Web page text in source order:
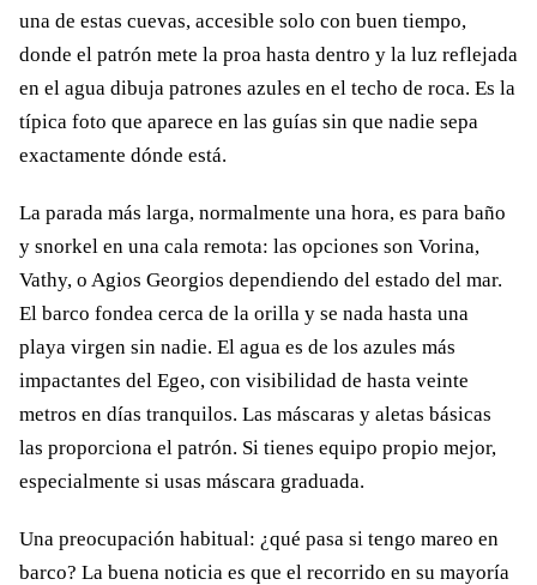
una de estas cuevas, accesible solo con buen tiempo,
donde el patrón mete la proa hasta dentro y la luz reflejada
en el agua dibuja patrones azules en el techo de roca. Es la
típica foto que aparece en las guías sin que nadie sepa
exactamente dónde está.
La parada más larga, normalmente una hora, es para baño
y snorkel en una cala remota: las opciones son Vorina,
Vathy, o Agios Georgios dependiendo del estado del mar.
El barco fondea cerca de la orilla y se nada hasta una
playa virgen sin nadie. El agua es de los azules más
impactantes del Egeo, con visibilidad de hasta veinte
metros en días tranquilos. Las máscaras y aletas básicas
las proporciona el patrón. Si tienes equipo propio mejor,
especialmente si usas máscara graduada.
Una preocupación habitual: ¿qué pasa si tengo mareo en
barco? La buena noticia es que el recorrido en su mayoría